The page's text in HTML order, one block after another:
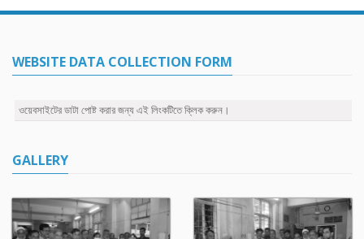
WEBSITE DATA COLLECTION FORM
ওয়েবসাইটের ডাটা পোষ্ট করার জন্য এই লিংকটিতে ক্লিক করুন।
GALLERY